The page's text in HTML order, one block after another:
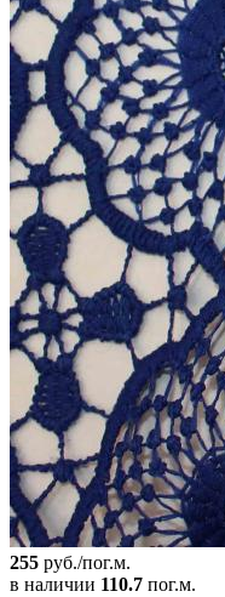
255 руб./пог.м.
в наличии 110.7 пог.м.